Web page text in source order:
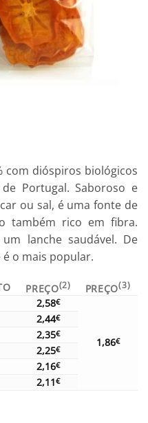
com dióspiros biológicos
Portugal. Saboroso e
ou sal, é uma fonte de
também rico em fibra.
lanche saudável. De
o mais popular.
PREÇO(2) PREÇO(3)
2,58€
1,86€
2,44€
2,35€
2,25€
2,16€
2,11€